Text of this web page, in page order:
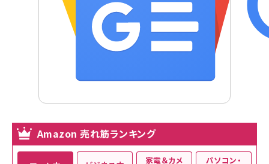
Amazon 売れ筋ランキング
家電＆カメ パソコン・